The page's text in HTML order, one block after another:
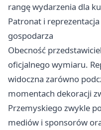
rangę wydarzenia dla
Patronat i
gospodarza
Obecność
oficjalnego wymiaru.
widoczna zarówno
momentach dekoracji
Przemyskiego zwykle
mediów i sponsorów